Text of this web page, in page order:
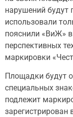
нарушений будут
использовали
пояснили «ВиЖ»
перспективных
маркировки
Площадки будут
специальных
подлежит
зарегистрирован